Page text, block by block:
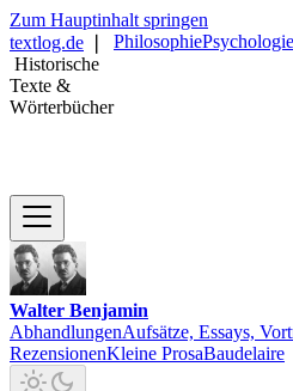
Zum Hauptinhalt springen
textlog.de
Historische
Texte &
Wörterbücher
PhilosophiePsychologie
Walter Benjamin
AbhandlungenAufsätze, Essays,
RezensionenKleine ProsaBaudelaire